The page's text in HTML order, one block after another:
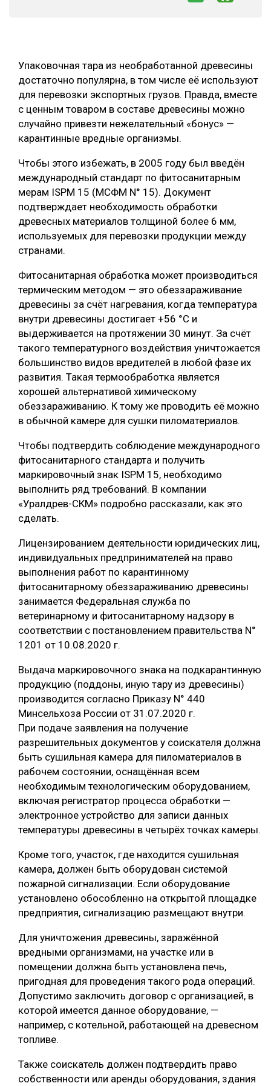
Упаковочная тара из необработанной древесины
достаточно популярна, в том числе её используют
для перевозки экспортных грузов. Правда, вместе
с ценным товаром в составе древесины можно
случайно привезти нежелательный «бонус» —
карантинные вредные организмы.
Чтобы этого избежать, в 2005 году был введён
международный стандарт по фитосанитарным
мерам ISPM 15 (МСФМ N° 15). Документ
подтверждает необходимость обработки
древесных материалов толщиной более 6 мм,
используемых для перевозки продукции между
странами.
Фитосанитарная обработка может производиться
термическим методом — это обеззараживание
древесины за счёт нагревания, когда температура
внутри древесины достигает +56 °С и
выдерживается на протяжении 30 минут. За счёт
такого температурного воздействия уничтожается
большинство видов вредителей в любой фазе их
развития. Такая термообработка является
хорошей альтернативой химическому
обеззараживанию. К тому же проводить её можно
в обычной камере для сушки пиломатериалов.
Чтобы подтвердить соблюдение международного
фитосанитарного стандарта и получить
маркировочный знак ISPM 15, необходимо
выполнить ряд требований. В компании
«Уралдрев-СКМ» подробно рассказали, как это
сделать.
Лицензированием деятельности юридических лиц,
индивидуальных предпринимателей на право
выполнения работ по карантинному
фитосанитарному обеззараживанию древесины
занимается Федеральная служба по
ветеринарному и фитосанитарному надзору в
соответствии с постановлением правительства N°
1201 от 10.08.2020 г.
Выдача маркировочного знака на подкарантинную
продукцию (поддоны, иную тару из древесины)
производится согласно Приказу N° 440
Минсельхоза России от 31.07.2020 г.
При подаче заявления на получение
разрешительных документов у соискателя должна
быть сушильная камера для пиломатериалов в
рабочем состоянии, оснащённая всем
необходимым технологическим оборудованием,
включая регистратор процесса обработки —
электронное устройство для записи данных
температуры древесины в четырёх точках камеры.
Кроме того, участок, где находится сушильная
камера, должен быть оборудован системой
пожарной сигнализации. Если оборудование
установлено обособленно на открытой площадке
предприятия, сигнализацию размещают внутри.
Для уничтожения древесины, заражённой
вредными организмами, на участке или в
помещении должна быть установлена печь,
пригодная для проведения такого рода операций.
Допустимо заключить договор с организацией, в
которой имеется данное оборудование, —
например, с котельной, работающей на древесном
топливе.
Также соискатель должен подтвердить право
собственности или аренды оборудования, здания